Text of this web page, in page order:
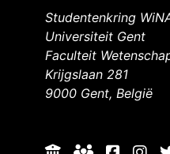
Studentenkring
Universiteit Gent
Faculteit
Krijgslaan 281
9000 Gent, België